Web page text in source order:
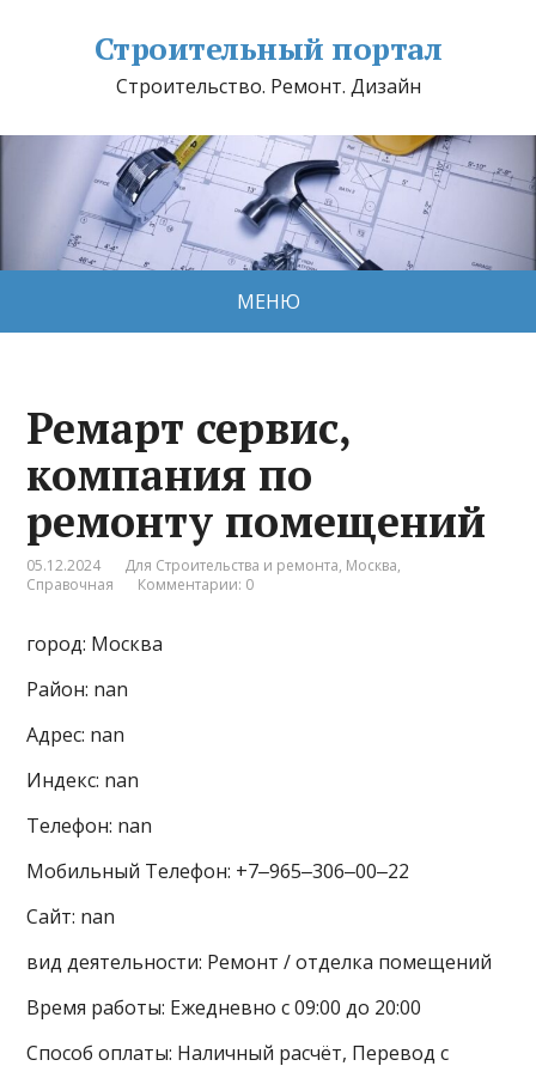
Строительный портал
Строительство. Ремонт. Дизайн
МЕНЮ
Ремарт сервис,
компания по
ремонту помещений
05.12.2024 Для Строительства и ремонта, Москва,
Справочная
Комментарии: 0
город: Москва
Район: nan
Адрес: nan
Индекс: nan
Телефон: nan
Мобильный Телефон: +7‒965‒306‒00‒22
Сайт: nan
вид деятельности: Ремонт / отделка помещений
Время работы: Ежедневно с 09:00 до 20:00
Способ оплаты: Наличный расчёт, Перевод с